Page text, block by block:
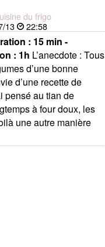
du frigo
13
22:58
: 15 min -
: 1h L’anecdote : Tous
d’une bonne
d’une recette de
pensé au tian de
à four doux, les
une autre manière